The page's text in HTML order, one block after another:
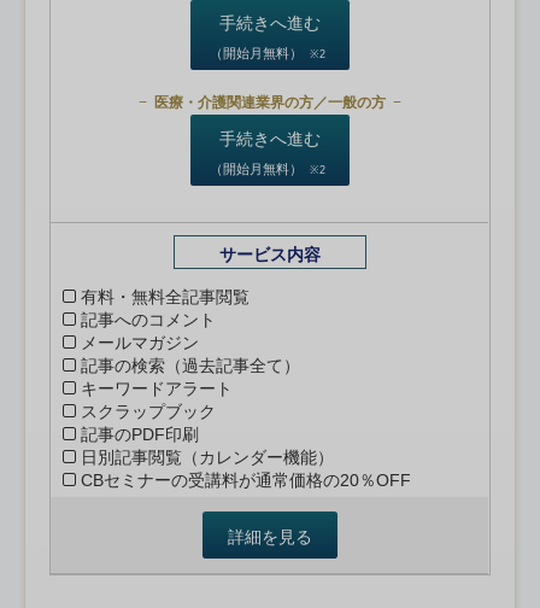
手続きへ進む
（開始月無料） ※2
医療・介護関連業界の方／一般の方
手続きへ進む
（開始月無料） ※2
サービス内容
有料・無料全記事閲覧
記事へのコメント
メールマガジン
記事の検索（過去記事全て）
キーワードアラート
スクラップブック
記事のPDF印刷
日別記事閲覧（カレンダー機能）
CBセミナーの受講料が通常価格の20％OFF
詳細を見る